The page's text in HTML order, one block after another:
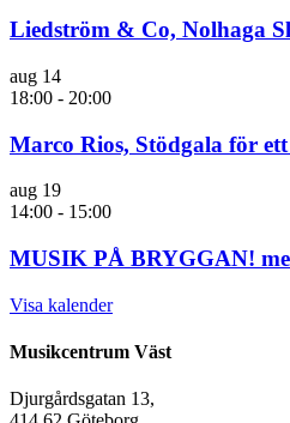
Liedström & Co, Nolhaga
aug 14
18:00 - 20:00
Marco Rios, Stödgala för
aug 19
14:00 - 15:00
MUSIK PÅ BRYGGAN!
Visa kalender
Musikcentrum Väst
Djurgårdsgatan 13,